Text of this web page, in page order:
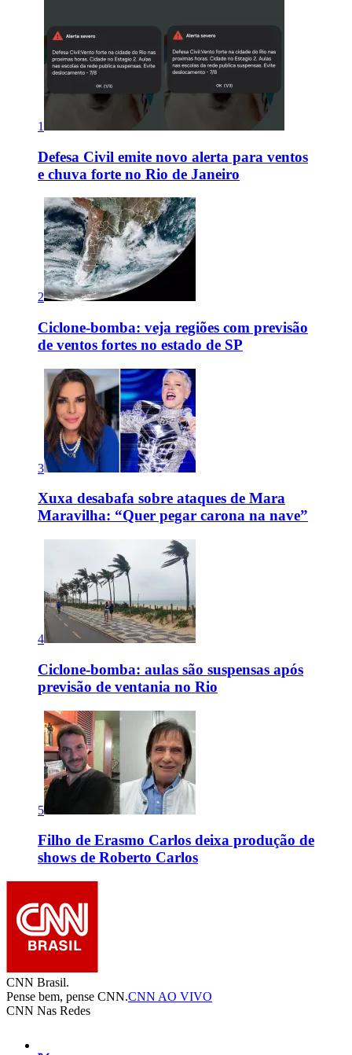
1
Defesa Civil emite novo alerta para ventos
e chuva forte no Rio de Janeiro
2
Ciclone-bomba: veja regiões com previsão
de ventos fortes no estado de SP
3
Xuxa desabafa sobre ataques de Mara
Maravilha: “Quer pegar carona na nave”
4
Ciclone-bomba: aulas são suspensas após
previsão de ventania no Rio
5
Filho de Erasmo Carlos deixa produção de
shows de Roberto Carlos
CNN Brasil.
Pense bem, pense CNN.CNN AO VIVO
CNN Nas Redes